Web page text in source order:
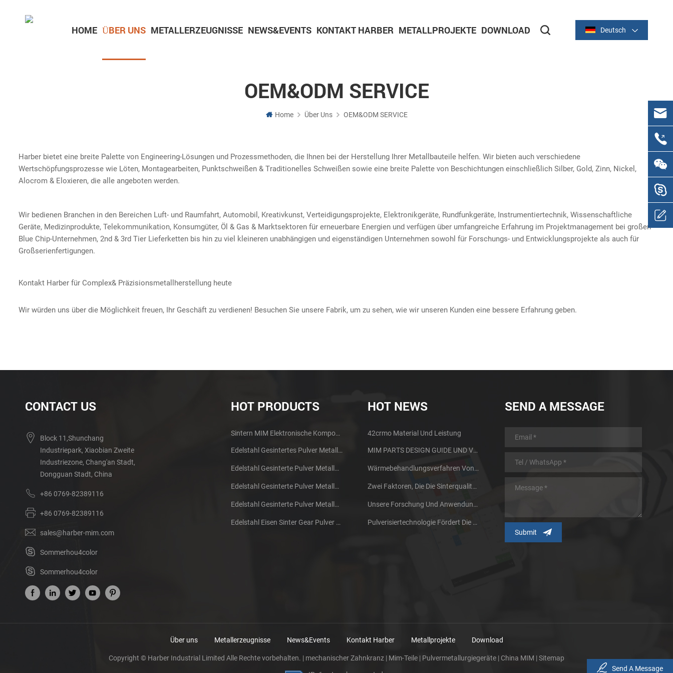
Deutsch
HOME ÜBER UNS METALLERZEUGNISSE NEWS&EVENTS KONTAKT HARBER METALLPROJEKTE DOWNLOAD
OEM&ODM SERVICE
Home Über Uns OEM&ODM SERVICE
Harber bietet eine breite Palette von Engineering-Lösungen und Prozessmethoden, die Ihnen bei der Herstellung Ihrer Metallbauteile helfen. Wir bieten auch verschiedene
Wertschöpfungsprozesse wie Löten, Montagearbeiten, Punktschweißen & Traditionelles Schweißen sowie eine breite Palette von Beschichtungen einschließlich Silber, Gold, Zinn, Nickel,
Alocrom & Eloxieren, die alle angeboten werden.
Wir bedienen Branchen in den Bereichen Luft- und Raumfahrt, Automobil, Kreativkunst, Verteidigungsprojekte, Elektronikgeräte, Rundfunkgeräte, Instrumentiertechnik, Wissenschaftliche
Geräte, Medizinprodukte, Telekommunikation, Konsumgüter, Öl & Gas & Marktsektoren für erneuerbare Energien und verfügen über umfangreiche Erfahrung im Projektmanagement bei großen
Blue Chip-Unternehmen, 2nd & 3rd Tier Lieferketten bis hin zu viel kleineren unabhängigen und eigenständigen Unternehmen sowohl für Forschungs- und Entwicklungsprojekte als auch für
Großserienfertigungen.
Kontakt Harber für Complex& Präzisionsmetallherstellung heute
Wir würden uns über die Möglichkeit freuen, Ihr Geschäft zu verdienen! Besuchen Sie unsere Fabrik, um zu sehen, wie wir unseren Kunden eine bessere Erfahrung geben.
CONTACT US
Block 11,Shunchang
Industriepark, Xiaobian Zweite
Industriezone, Chang'an Stadt,
Dongguan Stadt, China
+86 0769-82389116
+86 0769-82389116
sales@harber-mim.com
Sommerhou4color
Sommerhou4color
HOT PRODUCTS
Sintern MIM Elektronische Komponenten Kopfhörer Shell Metall Teile
Edelstahl Gesintertes Pulver Metallurgie Mechanische Messing Getriebe
Edelstahl Gesinterte Pulver Metallurgie Metall Zahnräder
Edelstahl Gesinterte Pulver Metallurgie Metall Zahnräder
Edelstahl Gesinterte Pulver Metallurgie Mechanische Zahnradring
Edelstahl Eisen Sinter Gear Pulver Metallurgie Teile
HOT NEWS
42crmo Material Und Leistung
MIM PARTS DESIGN GUIDE UND VORTEILE
Wärmebehandlungsverfahren Von Pulvermetallurgie Metall
Zwei Faktoren, Die Die Sinterqualität Von Pulvermetallurgieprodukten Beeinflussen
Unsere Forschung Und Anwendung Von Großen Metallspritzgussteilen
Pulverisiertechnologie Fördert Die Entwicklung Des Metallpulver-Spritzgießverfahrens
SEND A MESSAGE
Über uns Metallerzeugnisse News&Events Kontakt Harber Metallprojekte Download
Copyright © Harber Industrial Limited Alle Rechte vorbehalten. | mechanischer Zahnkranz | Mim-Teile | Pulvermetallurgiegeräte | China MIM |Sitemap
Send A Message